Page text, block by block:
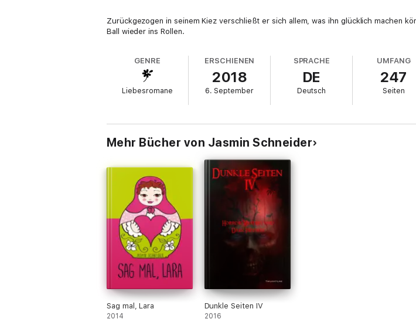
Zurückgezogen in seinem Kiez verschließt er sich allem, was ihn glücklich machen
Ball wieder ins Rollen.
GENRE
Liebesromane
ERSCHIENEN
2018
6. September
SPRACHE
DE
Deutsch
UMFANG
247
Seiten
Mehr Bücher von Jasmin Schneider
Sag mal, Lara
2014
Dunkle Seiten IV
2016